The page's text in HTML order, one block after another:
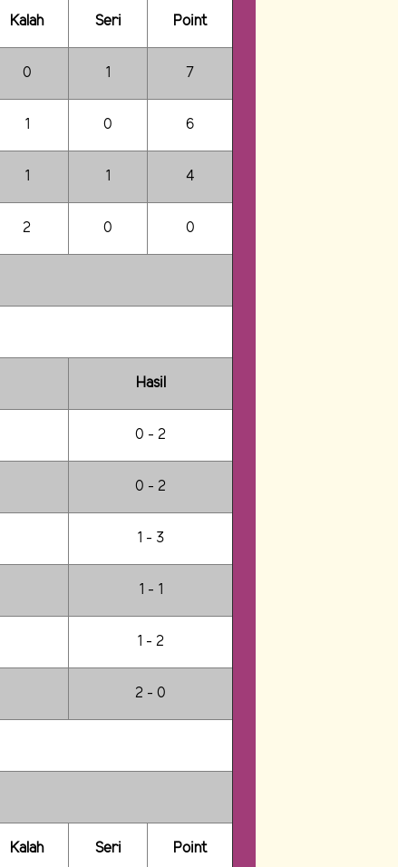
Kalah Seri Point
0 1 7
1 0 6
1 1 4
2 0 0
Hasil
0 - 2
0 - 2
1 - 3
1 - 1
1 - 2
2 - 0
Kalah Seri Point